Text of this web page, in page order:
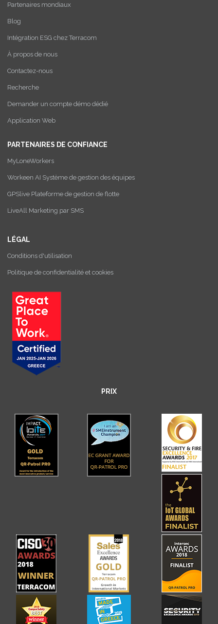
Partenaires mondiaux
Blog
Intégration ESG chez Terracom
À propos de nous
Contactez-nous
Recherche
Demander un compte démo dédié
Application Web
PARTENAIRES DE CONFIANCE
MyLoneWorkers
Workeen AI Système de gestion des équipes
GPSlive Plateforme de gestion de flotte
LiveAll Marketing par SMS
LÉGAL
Conditions d'utilisation
Politique de confidentialité et cookies
PRIX